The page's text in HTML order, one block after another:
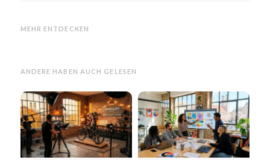
MEHR ENTDECKEN
SocialSocial Media Marketing
ANDERE HABEN AUCH GELESEN